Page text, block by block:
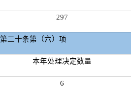
297
第二十条第（六）项
本年处理决定数量
6